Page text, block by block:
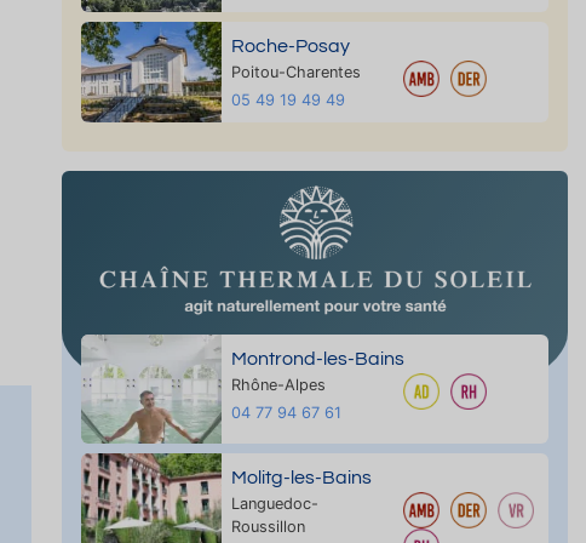
Roche-Posay
Poitou-Charentes
05 49 19 49 49
Montrond-les-Bains
Rhône-Alpes
04 77 94 67 61
Molitg-les-Bains
Languedoc-
Roussillon